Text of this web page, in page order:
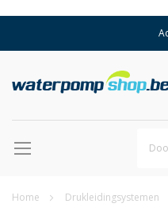
Home Drukleidingsystemen